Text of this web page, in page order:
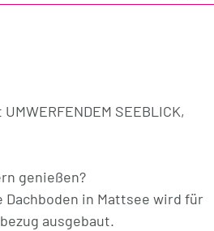
SEEBLICK,
genießen?
in Mattsee wird für
ausgebaut.